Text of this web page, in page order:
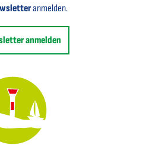
anmelden.
anmelden